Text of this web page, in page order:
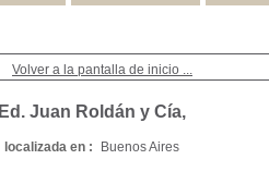
Volver a la pantalla de inicio ...
Ed. Juan Roldán y Cía,
localizada en : Buenos Aires